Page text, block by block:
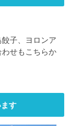
子、ヨロンア
せもこちらか
す